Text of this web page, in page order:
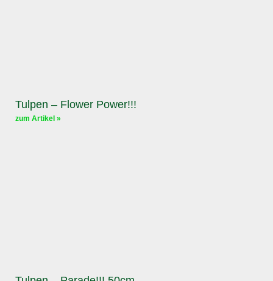
Tulpen – Flower Power!!!
zum Artikel »